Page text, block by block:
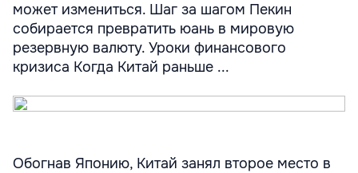
может измениться. Шаг за шагом Пекин
собирается превратить юань в мировую
резервную валюту. Уроки финансового
кризиса Когда Китай раньше ...
Обогнав Японию, Китай занял второе место в